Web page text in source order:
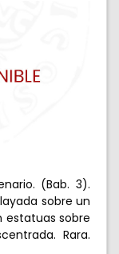
(Bab. 3).
sobre un
estatuas sobre
Rara.